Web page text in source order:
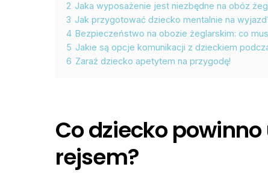
2 Jaka wyposażenie jest niezbędne na obóz
3 Jak przygotować dziecko mentalnie na
4 Bezpieczeństwo na obozie żeglarskim: co
5 Jakie są opcje komunikacji z dzieckiem
6 Zaraź dziecko apetytem na przygodę!
Co dziecko
rejsem?